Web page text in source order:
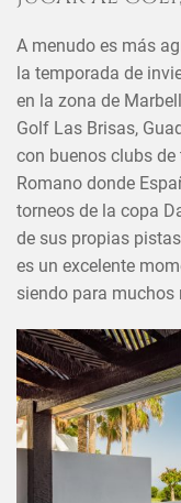
A menudo es más
la temporada de
en la zona de
Golf Las Brisas,
con buenos clubs
Romano donde
torneos de la copa
de sus propias
es un excelente
siendo para